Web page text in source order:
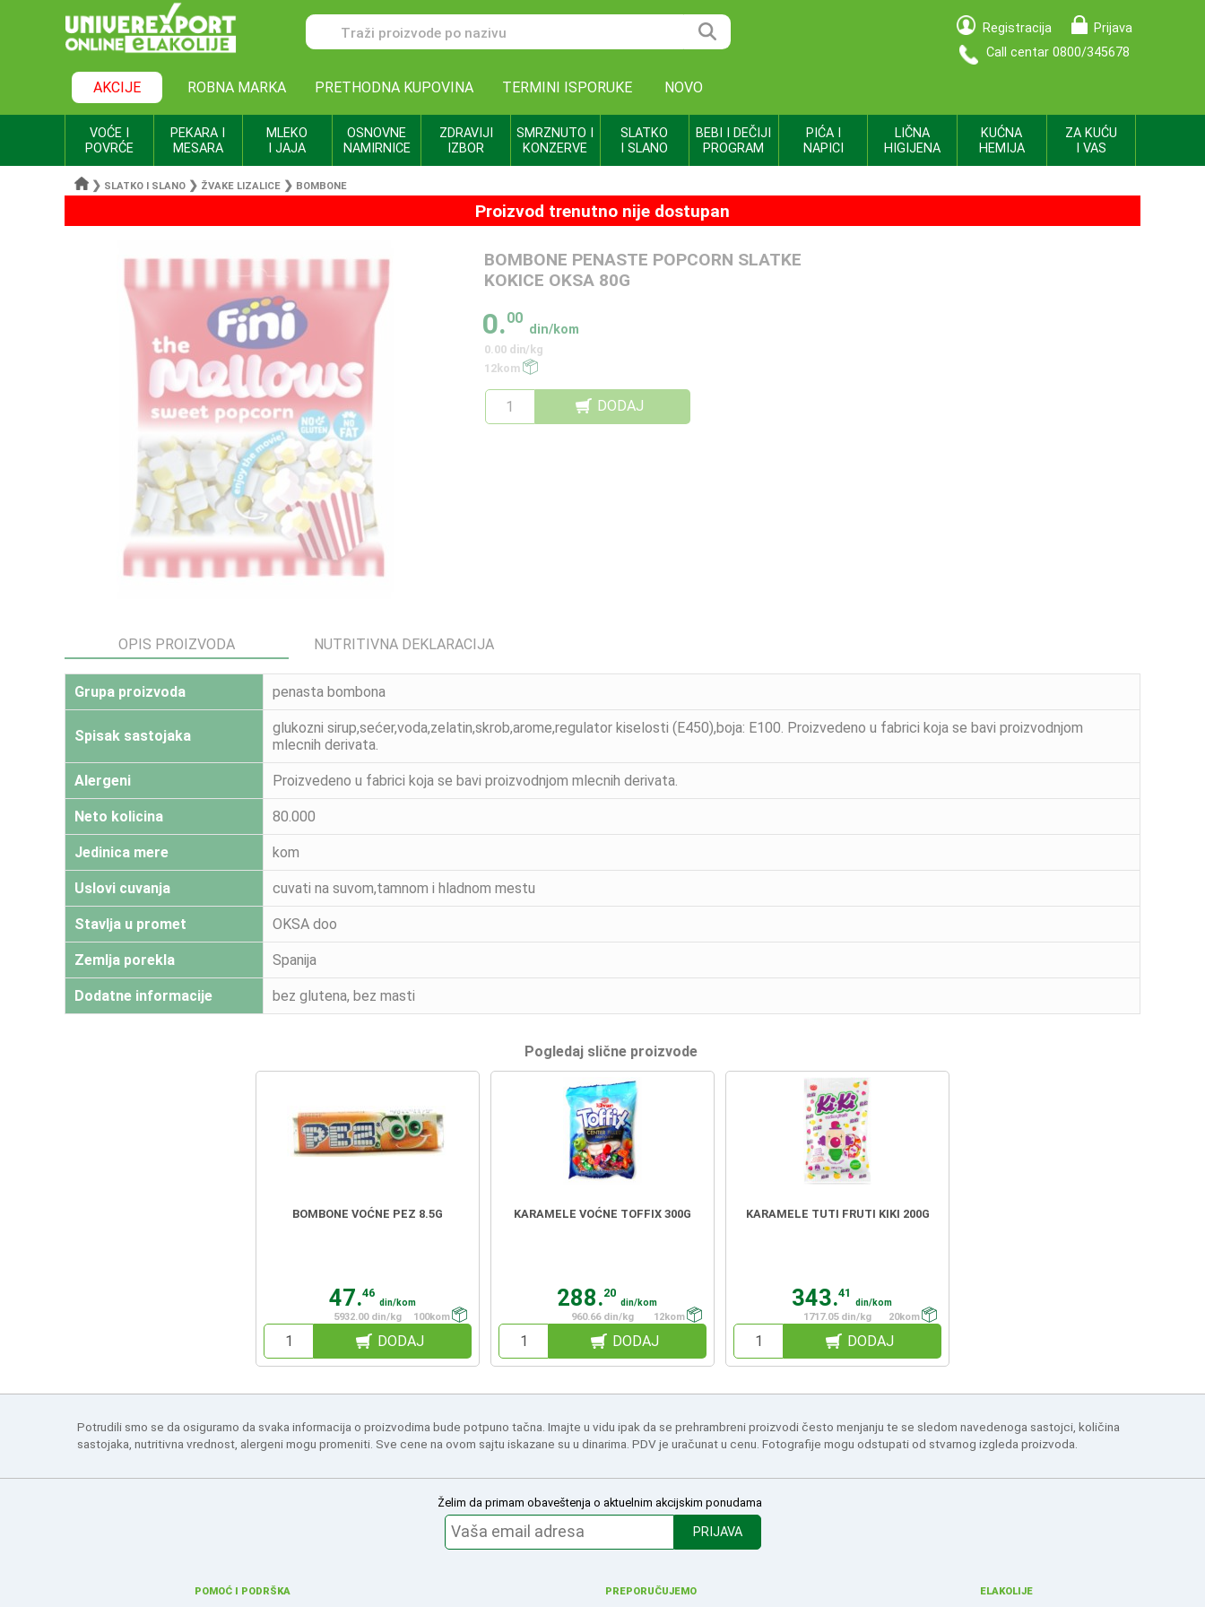
Registracija
Prijava
Call centar 0800/345678
AKCIJE ROBNA MARKA PRETHODNA KUPOVINA TERMINI ISPORUKE NOVO
VOĆE I
POVRĆE
PEKARA I
MESARA
MLEKO
I JAJA
OSNOVNE
NAMIRNICE
ZDRAVIJI
IZBOR
SMRZNUTO I
KONZERVE
SLATKO
I SLANO
BEBI I DEČIJI
PROGRAM
PIĆA I
NAPICI
LIČNA
HIGIJENA
KUĆNA
HEMIJA
ZA KUĆU
I VAS
❯ SLATKO I SLANO ❯ ŽVAKE LIZALICE ❯ BOMBONE
Proizvod trenutno nije dostupan
BOMBONE PENASTE POPCORN SLATKE
KOKICE OKSA 80G
0.00
din/kom
0.00 din/kg
12kom
DODAJ
OPIS PROIZVODA NUTRITIVNA DEKLARACIJA
Grupa proizvoda penasta bombona
Spisak sastojaka
glukozni sirup,sećer,voda,zelatin,skrob,arome,regulator kiselosti (E450),boja: E100. Proizvedeno u fabrici koja se bavi proizvodnjom
mlecnih derivata.
Alergeni Proizvedeno u fabrici koja se bavi proizvodnjom mlecnih derivata.
Neto kolicina 80.000
Jedinica mere kom
Uslovi cuvanja cuvati na suvom,tamnom i hladnom mestu
Stavlja u promet OKSA doo
Zemlja porekla Spanija
Dodatne informacije bez glutena, bez masti
Pogledaj slične proizvode
BOMBONE VOĆNE PEZ 8.5G
47.46
din/kom
5932.00 din/kg
100kom
DODAJ
KARAMELE VOĆNE TOFFIX 300G
288.20
din/kom
960.66 din/kg
12kom
DODAJ
KARAMELE TUTI FRUTI KIKI 200G
343.41
din/kom
1717.05 din/kg
20kom
DODAJ
Potrudili smo se da osiguramo da svaka informacija o proizvodima bude potpuno tačna. Imajte u vidu ipak da se prehrambreni proizvodi često menjanju te se sledom navedenoga sastojci, količina
sastojaka, nutritivna vrednost, alergeni mogu promeniti. Sve cene na ovom sajtu iskazane su u dinarima. PDV je uračunat u cenu. Fotografije mogu odstupati od stvarnog izgleda proizvoda.
Želim da primam obaveštenja o aktuelnim akcijskim ponudama
PRIJAVA
POMOĆ I PODRŠKA PREPORUČUJEMO ELAKOLIJE